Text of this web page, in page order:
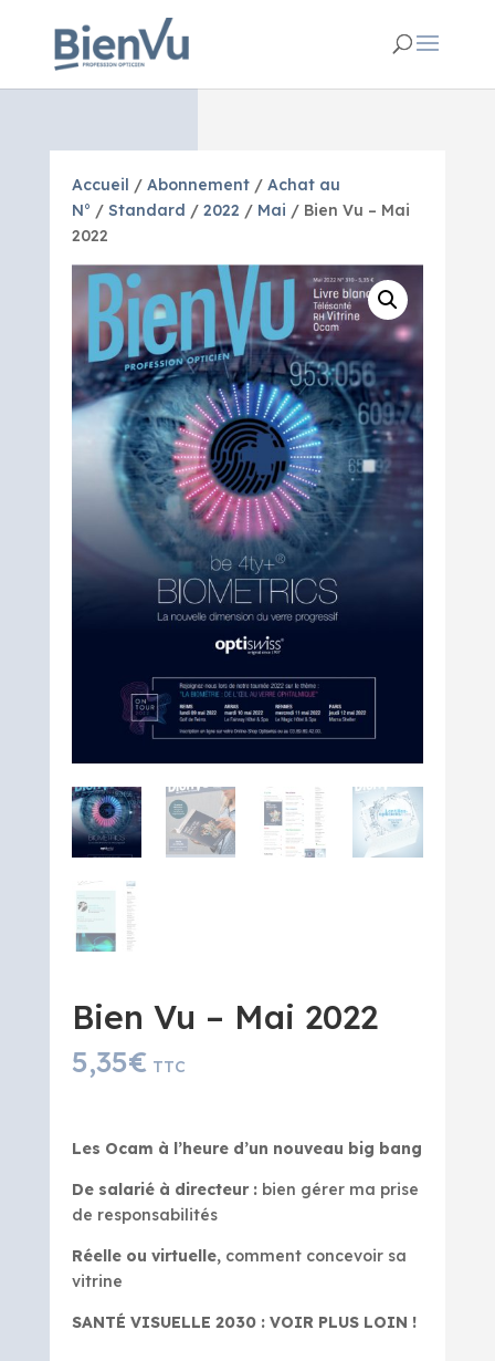
Accueil / Abonnement/ Achat au
N° / Standard / 2022 / Mai / Bien Vu – Mai
2022
Bien Vu – Mai 2022
5,35€ TTC
Les Ocam à l’heure d’un nouveau big bang
De salarié à directeur :bien gérer ma prise
de responsabilités
Réelle ou virtuelle,comment concevoir sa
vitrine
SANTÉ VISUELLE 2030 : VOIR PLUS LOIN !